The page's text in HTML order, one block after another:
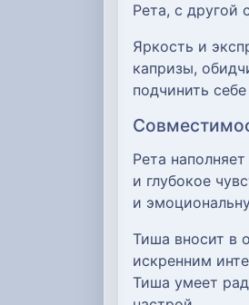
Рета, с другой
Яркость и
капризы,
подчинить
Рета
и глубокое
и
Тиша вносит в
искренним
Тиша умеет